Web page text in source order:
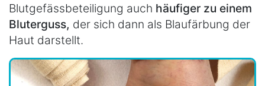
Blutgefässbeteiligung auch häufiger zu einem
Bluterguss, der sich dann als Blaufärbung der
Haut darstellt.